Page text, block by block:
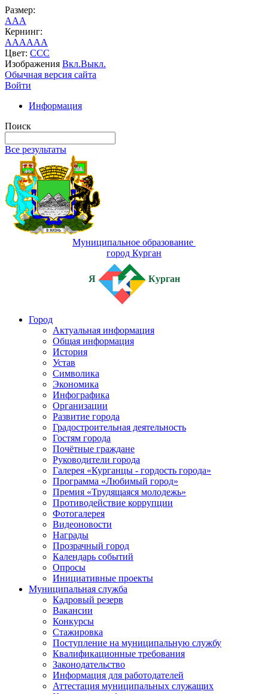
Размер:
AAA
Кернинг:
AAAAAA
Цвет: CCC
Изображения Вкл.Выкл.
Обычная версия сайта
Войти
Информация
Поиск
Все результаты
Муниципальное образование
город Курган
Я Курган
Город
Актуальная информация
Общая информация
История
Устав
Символика
Экономика
Инфографика
Организации
Развитие города
Градостроительная деятельность
Гостям города
Почётные граждане
Руководители города
Галерея «Курганцы - гордость города»
Программа «Любимый город»
Премия «Трудящаяся молодежь»
Противодействие коррупции
Фотогалерея
Видеоновости
Награды
Прозрачный город
Календарь событий
Опросы
Инициативные проекты
Муниципальная служба
Кадровый резерв
Вакансии
Конкурсы
Стажировка
Поступление на муниципальную службу
Квалификационные требования
Законодательство
Информация для работодателей
Аттестация муниципальных служащих